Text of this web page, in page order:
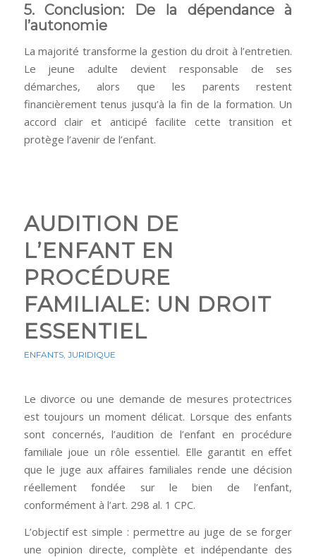
5. Conclusion: De la dépendance à
l’autonomie
La majorité transforme la gestion du droit à l’entretien.
Le jeune adulte devient responsable de ses
démarches, alors que les parents restent
financièrement tenus jusqu’à la fin de la formation. Un
accord clair et anticipé facilite cette transition et
protège l’avenir de l’enfant.
AUDITION DE
L’ENFANT EN
PROCÉDURE
FAMILIALE: UN DROIT
ESSENTIEL
ENFANTS, JURIDIQUE
Le divorce ou une demande de mesures protectrices
est toujours un moment délicat. Lorsque des enfants
sont concernés, l’audition de l’enfant en procédure
familiale joue un rôle essentiel. Elle garantit en effet
que le juge aux affaires familiales rende une décision
réellement fondée sur le bien de l’enfant,
conformément à l’art. 298 al. 1 CPC.
L’objectif est simple : permettre au juge de se forger
une opinion directe, complète et indépendante des